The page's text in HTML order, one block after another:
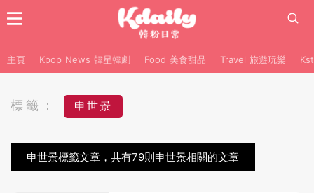
主頁 Kpop News 韓星韓劇 Food 美食甜品 Travel 旅遊玩樂
標籤： 申世景
申世景標籤文章，共有79則申世景相關的文章